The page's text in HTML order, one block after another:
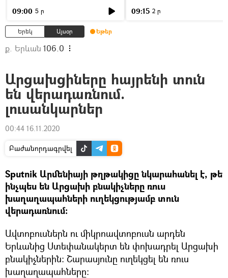
09:00 5 ր 09:15 2 ր
Երեկ Այսօր Եթեր
ք. Երևան 106.0
Արցախցիները հայրենի տուն
են վերադառնում.
լուսանկարներ
00:44 16.11.2020
Բաժանորդագրվել
Sputnik Արմենիայի թղթակիցը նկարահանել է, թե
ինչպես են Արցախի բնակիչները ռուս
խաղաղապահների ուղեկցությամբ տուն
վերադառնում։
Ավտոբուսներն ու միկրոավտոբուսն արդեն
Երևանից Ստեփանակերտ են փոխադրել Արցախի
բնակիչներին: Շարասյունը ուղեկցել են ռուս
խաղաղապահները։